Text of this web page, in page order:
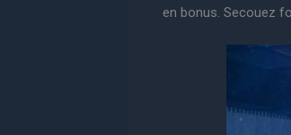
en bonus. Secouez